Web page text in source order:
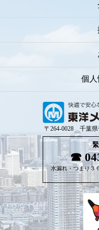
個
〒264-0028 千葉県
水漏れ・つまり３